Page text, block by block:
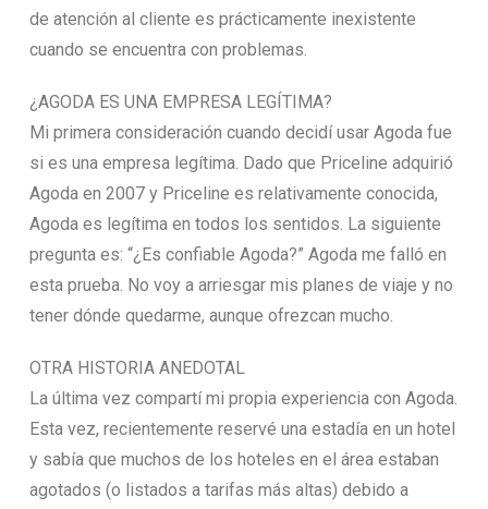
de atención al cliente es prácticamente inexistente
cuando se encuentra con problemas.
¿AGODA ES UNA EMPRESA LEGÍTIMA?
Mi primera consideración cuando decidí usar Agoda fue
si es una empresa legítima. Dado que Priceline adquirió
Agoda en 2007 y Priceline es relativamente conocida,
Agoda es legítima en todos los sentidos. La siguiente
pregunta es: “¿Es confiable Agoda?” Agoda me falló en
esta prueba. No voy a arriesgar mis planes de viaje y no
tener dónde quedarme, aunque ofrezcan mucho.
OTRA HISTORIA ANEDOTAL
La última vez compartí mi propia experiencia con Agoda.
Esta vez, recientemente reservé una estadía en un hotel
y sabía que muchos de los hoteles en el área estaban
agotados (o listados a tarifas más altas) debido a